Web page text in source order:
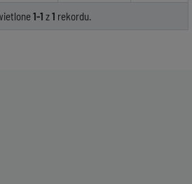
1-1 z1 rekordu.